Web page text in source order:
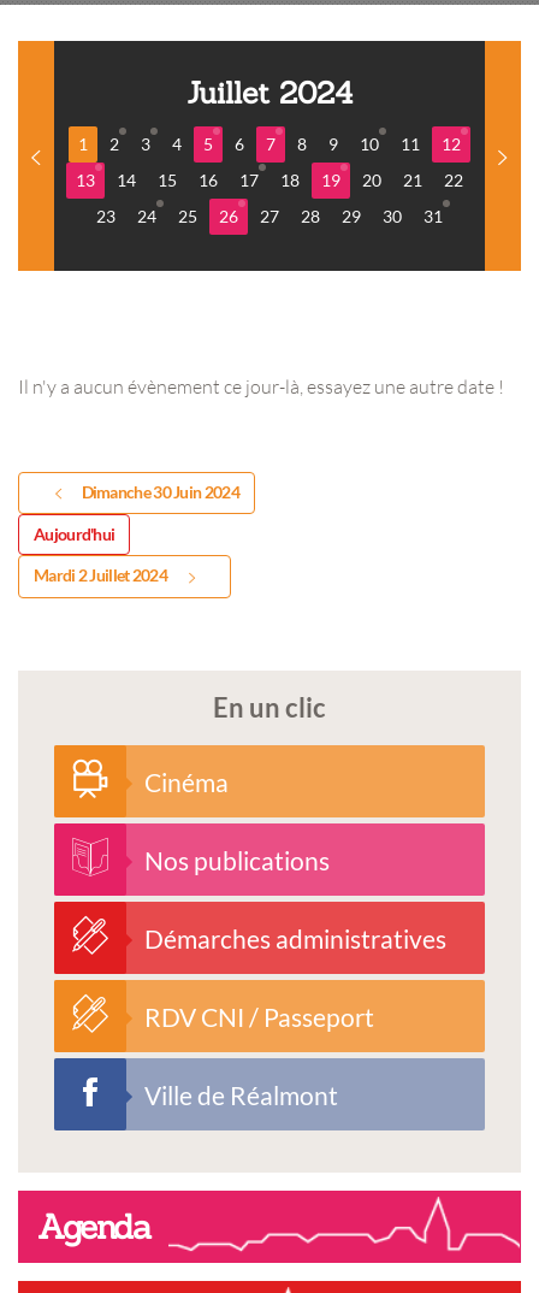
Juillet 2024
1 2 3 4 5 6 7 8 9 10 11
12
13
14 15 16 17 18 19 20 21
22
23
24 25 26 27 28 29 30 31
Il n'y a aucun évènement ce jour-là, essayez une autre date !
Dimanche 30 Juin 2024
Aujourd'hui
Mardi 2 Juillet 2024
En un clic
Cinéma
Nos publications
Démarches administratives
RDV CNI / Passeport
Ville de Réalmont
Agenda